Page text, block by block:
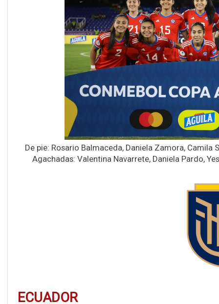
De pie: Rosario Balmaceda, Daniela Zamora, Camila
Agachadas: Valentina Navarrete, Daniela Pardo,
ECUADOR